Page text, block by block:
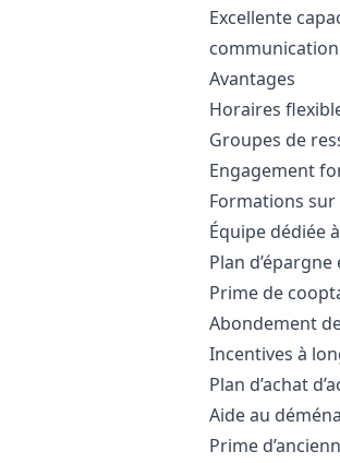
Excellente
Avantages
Horaires
Groupes de
Engagement
Formations
Équipe dédiée
Plan
Prime de
Abondement
Incentives à
Plan d’achat
Aide au
Prime